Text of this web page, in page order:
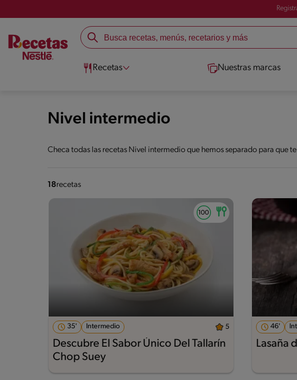
Recetas Nuestras marcas
Nivel intermedio
Checa todas las recetas Nivel intermedio que hemos separado para que
18recetas
35' Intermedio 5
Descubre El Sabor Único Del Tallarín
Chop Suey
46'
Lasaña